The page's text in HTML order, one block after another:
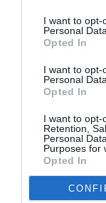
I want to opt-
Personal Data.
Opted In
I want to opt-
Personal
Opted In
I want to opt-
Retention,
Personal
Purposes for
Opted In
σκηνοθεσία
Έκτορα Λυγίζο,
και Τζώρτζη
Κινηματογράφου
Στην τηλεόραση
μέρες μόνο του
και Το παιδί